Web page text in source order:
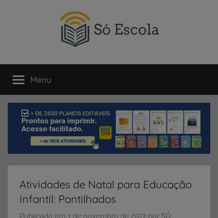
SÓ
ESCOLA
um
portal
direcionado
compartilhamento
dicas
Menu
Atividades de Natal para Educação
Infantil: Pontilhados
Publicado em 1 de novembro de 2017 por SÓ